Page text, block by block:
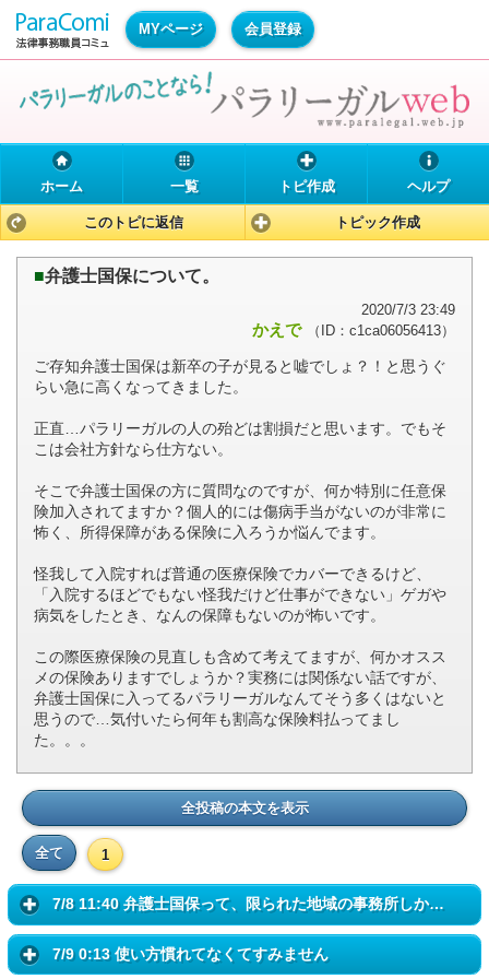
MYページ 会員登録
ホーム 一覧 トピ作成 ヘルプ
このトピに返信 トピック作成
■弁護士国保について。
2020/7/3 23:49
かえで （ID：c1ca06056413）
ご存知弁護士国保は新卒の子が見ると嘘でしょ？！と思うぐ
らい急に高くなってきました。
正直…パラリーガルの人の殆どは割損だと思います。でもそ
こは会社方針なら仕方ない。
そこで弁護士国保の方に質問なのですが、何か特別に任意保
険加入されてますか？個人的には傷病手当がないのが非常に
怖く、所得保障がある保険に入ろうか悩んでます。
怪我して入院すれば普通の医療保険でカバーできるけど、
「入院するほどでもない怪我だけど仕事ができない」ゲガや
病気をしたとき、なんの保障もないのが怖いです。
この際医療保険の見直しも含めて考えてますが、何かオスス
メの保険ありますでしょうか？実務には関係ない話ですが、
弁護士国保に入ってるパラリーガルなんてそう多くはないと
思うので…気付いたら何年も割高な保険料払ってまし
た。。。
全投稿の本文を表示
全て 1
7/8 11:40 弁護士国保って、限られた地域の事務所しか加入できないです...
7/9 0:13 使い方慣れてなくてすみません